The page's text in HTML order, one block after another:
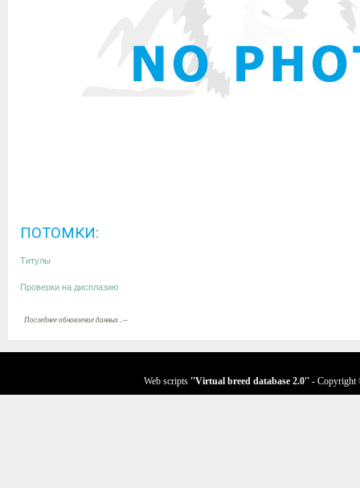
ПОТОМКИ:
Титулы
Проверки на дисплазию
Последнее обновление данных ..--
Web scripts ''Virtual breed database 2.0'' - Copyright